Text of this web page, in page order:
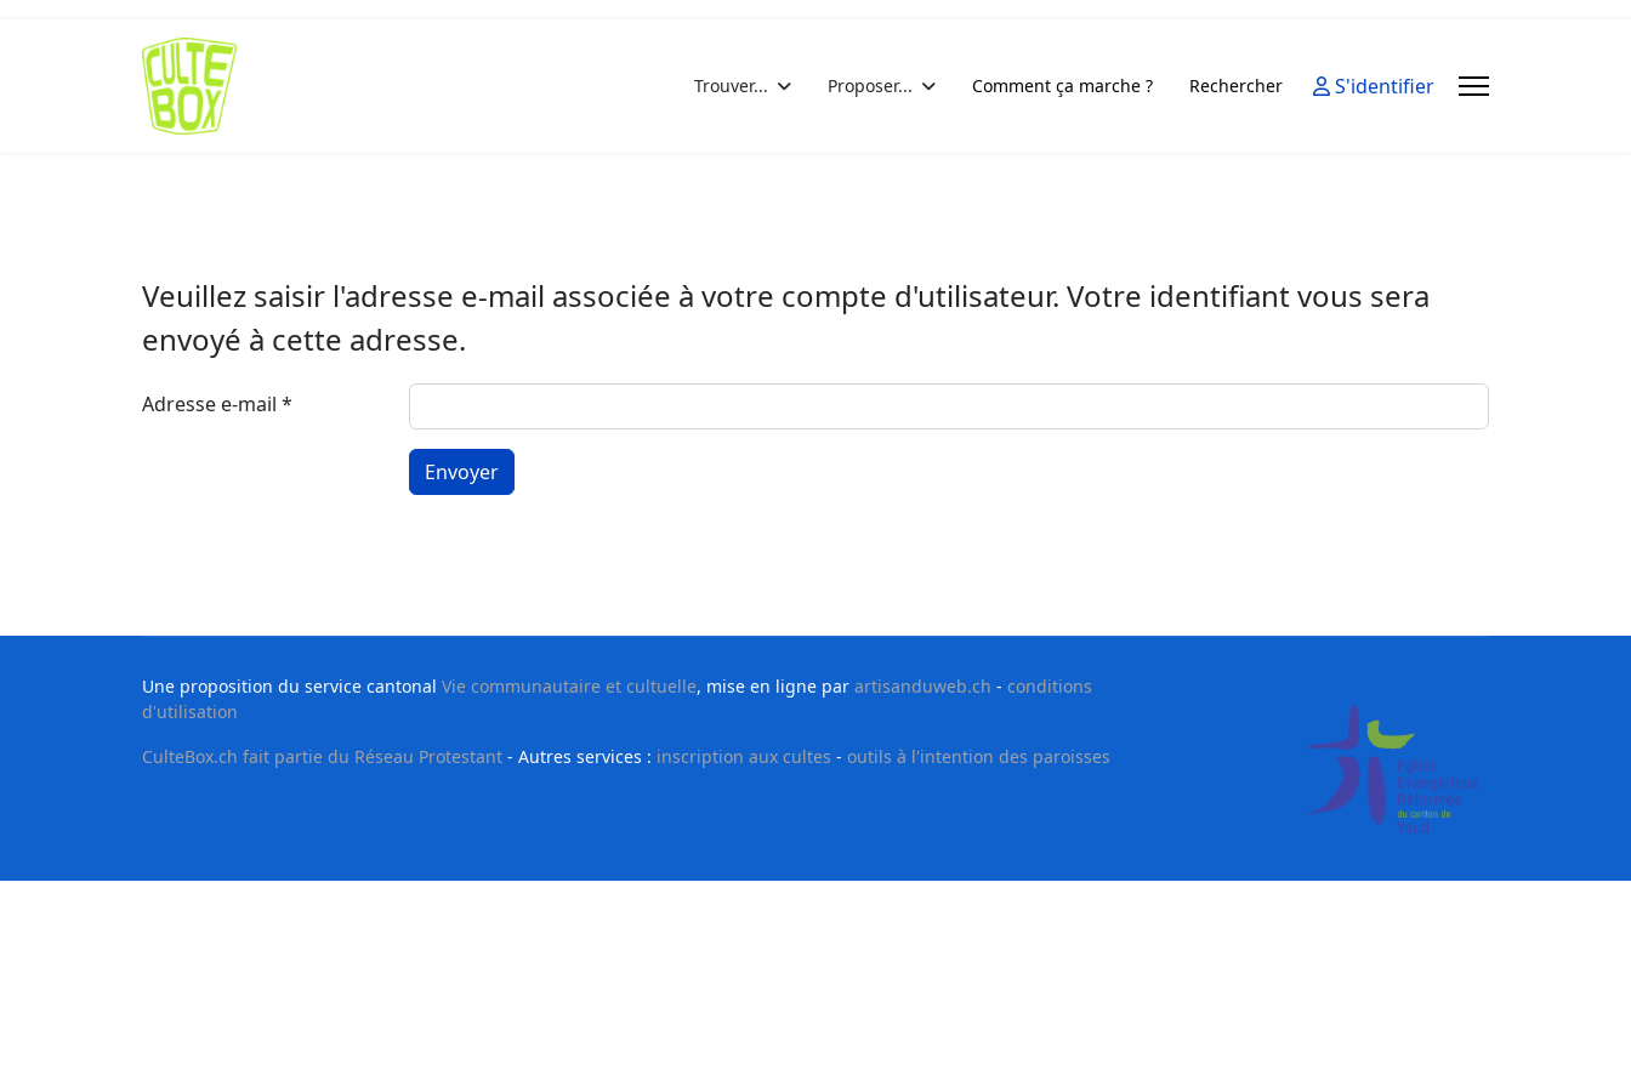
Trouver... Proposer... Comment ça marche ? Rechercher S'identifier
Veuillez saisir l'adresse e-mail associée à votre compte d'utilisateur. Votre identifiant vous sera
envoyé à cette adresse.
Adresse e-mail *
Envoyer
Une proposition du service cantonal Vie communautaire et cultuelle, mise en ligne par artisanduweb.ch - conditions
d'utilisation
CulteBox.ch fait partie du Réseau Protestant - Autres services : inscription aux cultes - outils à l'intention des paroisses